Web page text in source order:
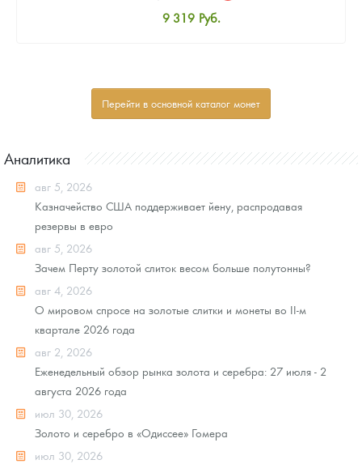
9 319 Руб.
Звоните
Перейти в основной каталог монет
Аналитика
авг 5, 2026
Казначейство США поддерживает йену, распродавая
резервы в евро
авг 5, 2026
Зачем Перту золотой слиток весом больше полутонны?
авг 4, 2026
О мировом спросе на золотые слитки и монеты во II-м
квартале 2026 года
авг 2, 2026
Еженедельный обзор рынка золота и серебра: 27 июля - 2
августа 2026 года
июл 30, 2026
Золото и серебро в «Одиссее» Гомера
июл 30, 2026